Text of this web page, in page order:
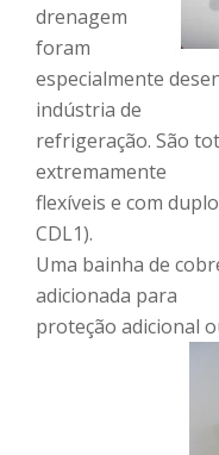
drenagem
foram
especialmente
indústria de
refrigeração. São
extremamente
flexíveis e com
CDL1).
Uma bainha de
adicionada para
proteção adicional